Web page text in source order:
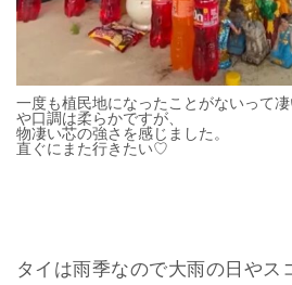
一度も植民地になったことがないって
や口調は柔らかですが、
物凄い芯の強さを感じました。
直ぐにまた行きたい♡
タイは雨季なので大雨の日やス